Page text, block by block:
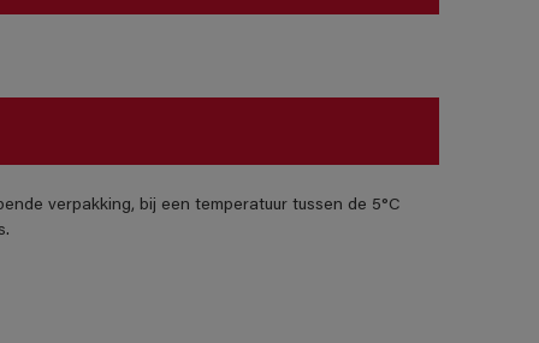
verpakking, bij een temperatuur tussen de 5°C